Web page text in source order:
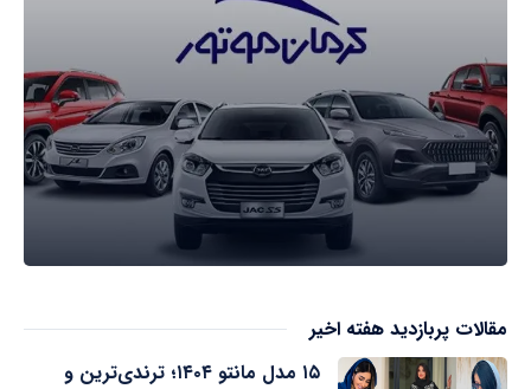
مقالات پربازدید هفته اخیر
۱۵ مدل مانتو ۱۴۰۴؛ ترندی‌ترین و